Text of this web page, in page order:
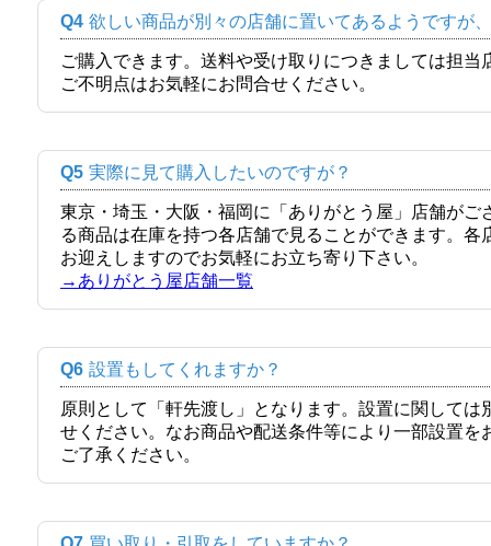
Q4 欲しい商品が別々の店舗に置いてあるようですが
ご購入できます。送料や受け取りにつきましては担
ご不明点はお気軽にお問合せください。
Q5 実際に見て購入したいのですが？
東京・埼玉・大阪・福岡に「ありがとう屋」店舗が
る商品は在庫を持つ各店舗で見ることができます。
お迎えしますのでお気軽にお立ち寄り下さい。
→ありがとう屋店舗一覧
Q6 設置もしてくれますか？
原則として「軒先渡し」となります。設置に関して
せください。なお商品や配送条件等により一部設置
ご了承ください。